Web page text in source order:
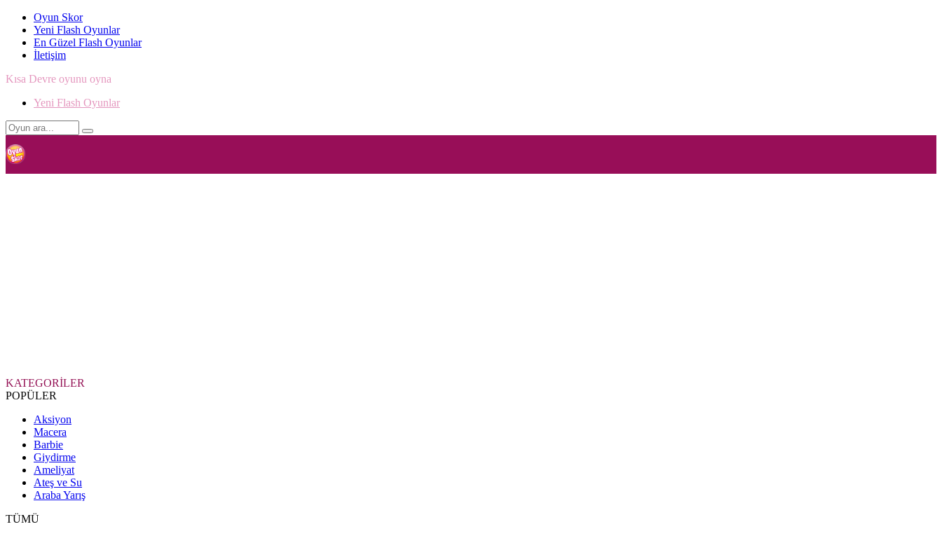
Oyun Skor
Yeni Flash Oyunlar
En Güzel Flash Oyunlar
İletişim
Kısa Devre oyunu oyna
Yeni Flash Oyunlar
KATEGORİLER
POPÜLER
Aksiyon
Macera
Barbie
Giydirme
Ameliyat
Ateş ve Su
Araba Yarış
TÜMÜ